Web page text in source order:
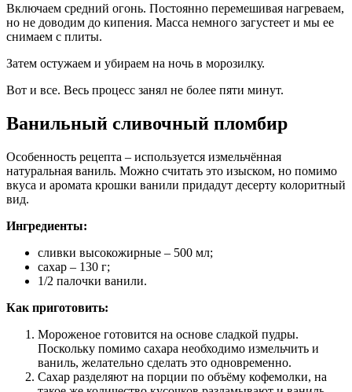
Включаем средний огонь. Постоянно перемешивая нагреваем,
но не доводим до кипения. Масса немного загустеет и мы ее
снимаем с плиты.
Затем остужаем и убираем на ночь в морозилку.
Вот и все. Весь процесс занял не более пяти минут.
Ванильный сливочный пломбир
Особенность рецепта – используется измельчённая
натуральная ваниль. Можно считать это изыском, но помимо
вкуса и аромата крошки ванили придадут десерту колоритный
вид.
Ингредиенты:
сливки высокожирные – 500 мл;
сахар – 130 г;
1/2 палочки ванили.
Как приготовить:
Мороженое готовится на основе сладкой пудры.
Поскольку помимо сахара необходимо измельчить и
ваниль, желательно сделать это одновременно.
Сахар разделяют на порции по объёму кофемолки, на